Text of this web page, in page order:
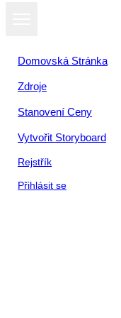
Domovská Stránka
Zdroje
Stanovení Ceny
Vytvořit Storyboard
Rejstřík
Přihlásit se